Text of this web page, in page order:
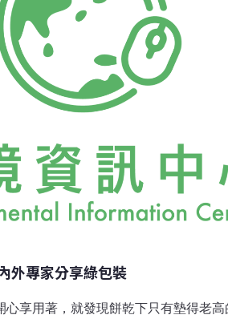
外專家分享綠包裝
享用著，就發現餅乾下只有墊得老高